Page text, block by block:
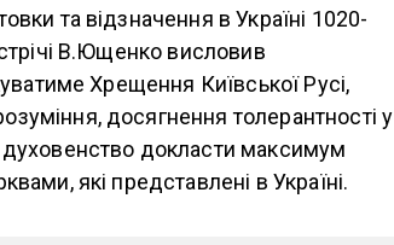
та відзначення в Україні 1020-
В.Ющенко висловив
Хрещення Київської Русі,
досягнення толерантності у
докласти максимум
які представлені в Україні.